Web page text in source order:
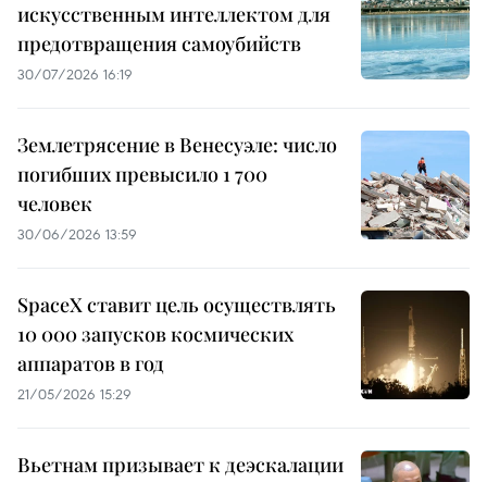
искусственным интеллектом для
предотвращения самоубийств
30/07/2026 16:19
Землетрясение в Венесуэле: число
погибших превысило 1 700
человек
30/06/2026 13:59
SpaceX ставит цель осуществлять
10 000 запусков космических
аппаратов в год
21/05/2026 15:29
Вьетнам призывает к деэскалации